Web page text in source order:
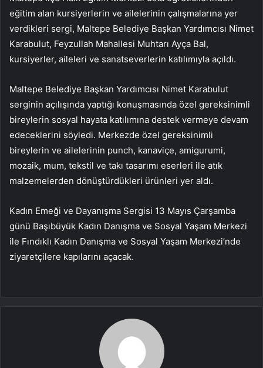
eğitim alan kursiyerlerin ve ailelerinin çalışmalarına yer
verdikleri sergi, Maltepe Belediye Başkan Yardımcısı Nimet
Karabulut, Feyzullah Mahallesi Muhtarı Ayça Bal,
kursiyerler, aileleri ve sanatseverlerin katılımıyla açıldı.
Maltepe Belediye Başkan Yardımcısı Nimet Karabulut
serginin açılışında yaptığı konuşmasında özel gereksinimli
bireylerin sosyal hayata katılımına destek vermeye devam
edeceklerini söyledi. Merkezde özel gereksinimli
bireylerin ve ailelerinin punch, kanaviçe, amigurumi,
mozaik, mum, tekstil ve takı tasarımı eserleri ile atık
malzemelerden dönüştürdükleri ürünleri yer aldı.
Kadın Emeği ve Dayanışma Sergisi 13 Mayıs Çarşamba
günü Başıbüyük Kadın Danışma ve Sosyal Yaşam Merkezi
ile Fındıklı Kadın Danışma ve Sosyal Yaşam Merkezi’nde
ziyaretçilere kapılarını açacak.